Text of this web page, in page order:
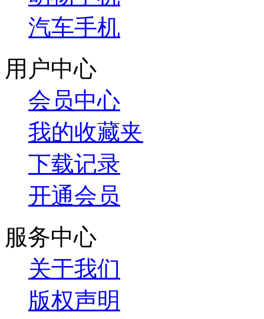
汽车手机
用户中心
会员中心
我的收藏夹
下载记录
开通会员
服务中心
关于我们
版权声明